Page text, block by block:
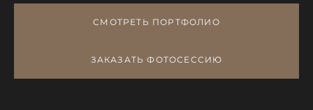
СМОТРЕТЬ ПОРТФОЛИО
ЗАКАЗАТЬ ФОТОСЕССИЮ